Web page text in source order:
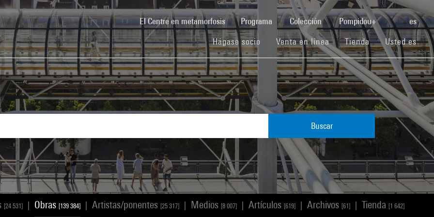
El Centre en metamorfosis(current)Programa Colección Pompidou+ es
Hágase socio (current)
Venta en línea(current)
Tienda(current)Usted es
Buscar
[24 531] Obras [139 384] Artistas/ponentes [25 317] Medios [8 007] Artículos [619] Archivos [61] Tienda [1 642]